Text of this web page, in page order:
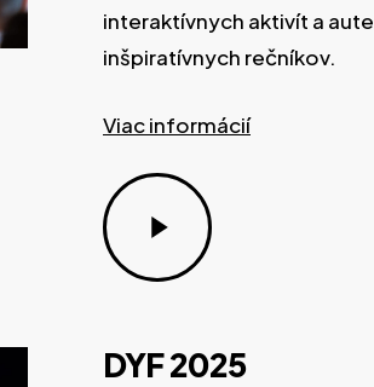
interaktívnych aktivít a
inšpiratívnych rečníkov.
Viac informácií
Play
Video
DYF2025